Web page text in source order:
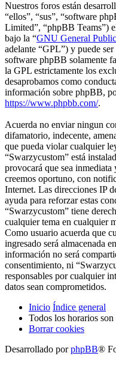
Nuestros foros están
“ellos”, “sus”, “software
Limited”, “phpBB Teams”)
bajo la “GNU General
adelante “GPL”) y puede ser
software phpBB solamente
la GPL estrictamente los
desaprobamos como
información sobre phpBB,
https://www.phpbb.com/.
Acuerda no enviar ningun
difamatorio, indecente,
que pueda violar cualquier
“Swarzycustom” está
provocará que sea
creemos oportuno, con
Internet. Las direcciones IP
ayuda para reforzar estas
“Swarzycustom” tiene
cualquier tema en cualquier
Como usuario acuerda que
ingresado será almacenada
información no será
consentimiento, ni
responsables por cualquier
datos sean comprometidos.
Inicio Índice general
Todos los horarios son
Borrar cookies
Desarrollado porphpBB®